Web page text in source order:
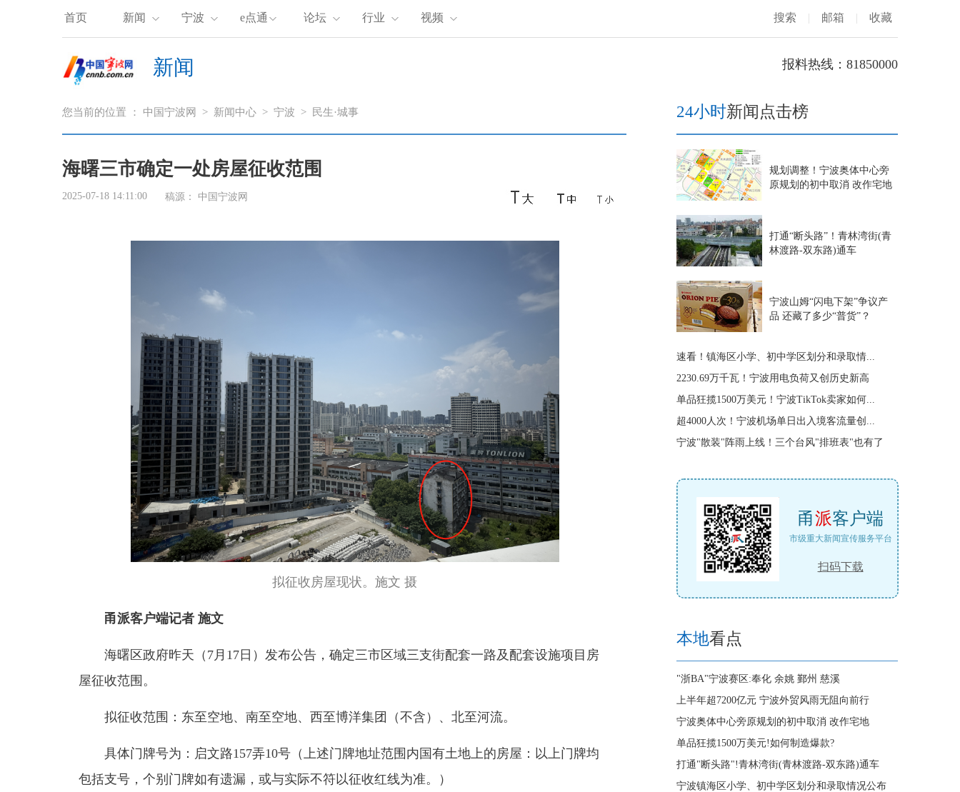
首页 新闻 宁波 e点通 论坛 行业 视频 搜索 | 邮箱 | 收藏
新闻 报料热线：81850000
您当前的位置 ： 中国宁波网 > 新闻中心 > 宁波 > 民生·城事
海曙三市确定一处房屋征收范围
2025-07-18 14:11:00 稿源： 中国宁波网
拟征收房屋现状。施文 摄
甬派客户端记者 施文
海曙区政府昨天（7月17日）发布公告，确定三市区域三支街配套一路及配套设施项目 房
屋征收范围。
拟征收范围：东至空地、南至空地、西至博洋集团（不含）、北至河流。
具体门牌号为： 启文路157弄10号 （上述门牌地址范围内国有土地上的房屋：以上门牌均
包括支号，个别门牌如有遗漏，或与实际不符以征收红线为准。）
24小时新闻点击榜
规划调整！宁波奥体中心旁
原规划的初中取消 改作宅地
打通“断头路”！青林湾街(青
林渡路-双东路)通车
宁波山姆“闪电下架”争议产
品 还藏了多少“普货”？
速看！镇海区小学、初中学区划分和录取情...
2230.69万千瓦！宁波用电负荷又创历史新高
单品狂揽1500万美元！宁波TikTok卖家如何...
超4000人次！宁波机场单日出入境客流量创...
宁波"散装"阵雨上线！三个台风"排班表"也有了
甬派客户端
市级重大新闻宣传服务平台
扫码下载
本地看点
"浙BA"宁波赛区:奉化 余姚 鄞州 慈溪
上半年超7200亿元 宁波外贸风雨无阻向前行
宁波奥体中心旁原规划的初中取消 改作宅地
单品狂揽1500万美元!如何制造爆款?
打通"断头路"!青林湾街(青林渡路-双东路)通车
宁波镇海区小学、初中学区划分和录取情况公布